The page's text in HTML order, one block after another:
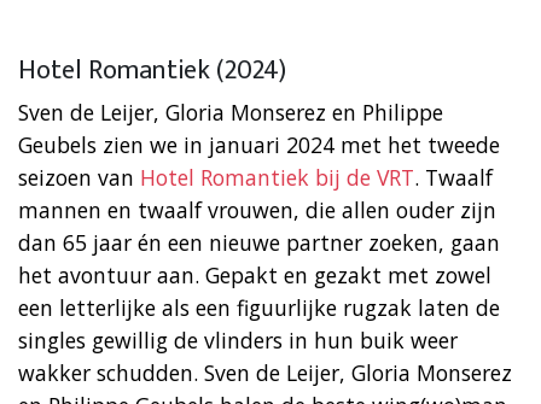
Hotel Romantiek (2024)
Sven de Leijer, Gloria Monserez en Philippe
Geubels zien we in januari 2024 met het tweede
seizoen van Hotel Romantiek bij de VRT. Twaalf
mannen en twaalf vrouwen, die allen ouder zijn
dan 65 jaar én een nieuwe partner zoeken, gaan
het avontuur aan. Gepakt en gezakt met zowel
een letterlijke als een figuurlijke rugzak laten de
singles gewillig de vlinders in hun buik weer
wakker schudden. Sven de Leijer, Gloria Monserez